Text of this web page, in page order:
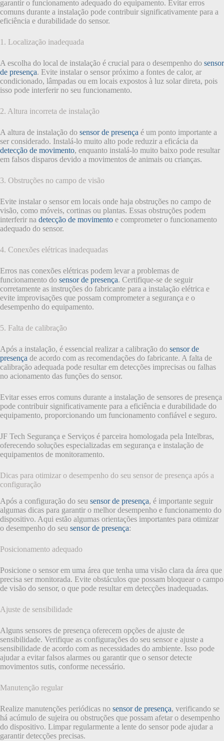
garantir o funcionamento adequado do equipamento. Evitar erros
comuns durante a instalação pode contribuir significativamente para a
eficiência e durabilidade do sensor.
1. Localização inadequada
A escolha do local de instalação é crucial para o desempenho do sensor
de presença. Evite instalar o sensor próximo a fontes de calor, ar
condicionado, lâmpadas ou em locais expostos à luz solar direta, pois
isso pode interferir no seu funcionamento.
2. Altura incorreta de instalação
A altura de instalação do sensor de presença é um ponto importante a
ser considerado. Instalá-lo muito alto pode reduzir a eficácia da
detecção de movimento, enquanto instalá-lo muito baixo pode resultar
em falsos disparos devido a movimentos de animais ou crianças.
3. Obstruções no campo de visão
Evite instalar o sensor em locais onde haja obstruções no campo de
visão, como móveis, cortinas ou plantas. Essas obstruções podem
interferir na detecção de movimento e comprometer o funcionamento
adequado do sensor.
4. Conexões elétricas inadequadas
Erros nas conexões elétricas podem levar a problemas de
funcionamento do sensor de presença. Certifique-se de seguir
corretamente as instruções do fabricante para a instalação elétrica e
evite improvisações que possam comprometer a segurança e o
desempenho do equipamento.
5. Falta de calibração
Após a instalação, é essencial realizar a calibração do sensor de
presença de acordo com as recomendações do fabricante. A falta de
calibração adequada pode resultar em detecções imprecisas ou falhas
no acionamento das funções do sensor.
Evitar esses erros comuns durante a instalação de sensores de presença
pode contribuir significativamente para a eficiência e durabilidade do
equipamento, proporcionando um funcionamento confiável e seguro.
JF Tech Segurança e Serviços é parceira homologada pela Intelbras,
oferecendo soluções especializadas em segurança e instalação de
equipamentos de monitoramento.
Dicas para otimizar o desempenho do seu sensor de presença após a
configuração
Após a configuração do seu sensor de presença, é importante seguir
algumas dicas para garantir o melhor desempenho e funcionamento do
dispositivo. Aqui estão algumas orientações importantes para otimizar
o desempenho do seu sensor de presença:
Posicionamento adequado
Posicione o sensor em uma área que tenha uma visão clara da área que
precisa ser monitorada. Evite obstáculos que possam bloquear o campo
de visão do sensor, o que pode resultar em detecções inadequadas.
Ajuste de sensibilidade
Alguns sensores de presença oferecem opções de ajuste de
sensibilidade. Verifique as configurações do seu sensor e ajuste a
sensibilidade de acordo com as necessidades do ambiente. Isso pode
ajudar a evitar falsos alarmes ou garantir que o sensor detecte
movimentos sutis, conforme necessário.
Manutenção regular
Realize manutenções periódicas no sensor de presença, verificando se
há acúmulo de sujeira ou obstruções que possam afetar o desempenho
do dispositivo. Limpar regularmente a lente do sensor pode ajudar a
garantir detecções precisas.